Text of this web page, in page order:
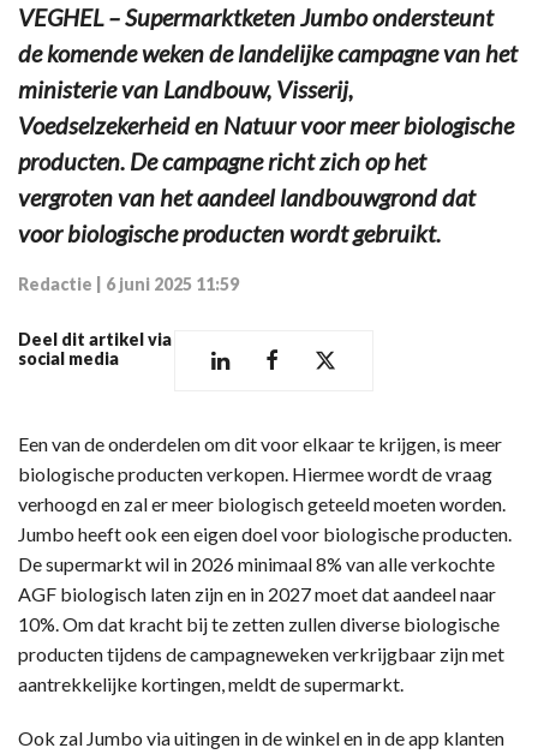
VEGHEL – Supermarktketen Jumbo ondersteunt
de komende weken de landelijke campagne van het
ministerie van Landbouw, Visserij,
Voedselzekerheid en Natuur voor meer biologische
producten. De campagne richt zich op het
vergroten van het aandeel landbouwgrond dat
voor biologische producten wordt gebruikt.
Redactie 6 juni 2025 11:59
Deel dit artikel via
social media
Een van de onderdelen om dit voor elkaar te krijgen, is meer
biologische producten verkopen. Hiermee wordt de vraag
verhoogd en zal er meer biologisch geteeld moeten worden.
Jumbo heeft ook een eigen doel voor biologische producten.
De supermarkt wil in 2026 minimaal 8% van alle verkochte
AGF biologisch laten zijn en in 2027 moet dat aandeel naar
10%. Om dat kracht bij te zetten zullen diverse biologische
producten tijdens de campagneweken verkrijgbaar zijn met
aantrekkelijke kortingen, meldt de supermarkt.
Ook zal Jumbo via uitingen in de winkel en in de app klanten